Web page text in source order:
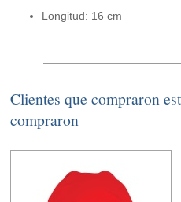
Longitud: 16 cm
Clientes que compraron
compraron